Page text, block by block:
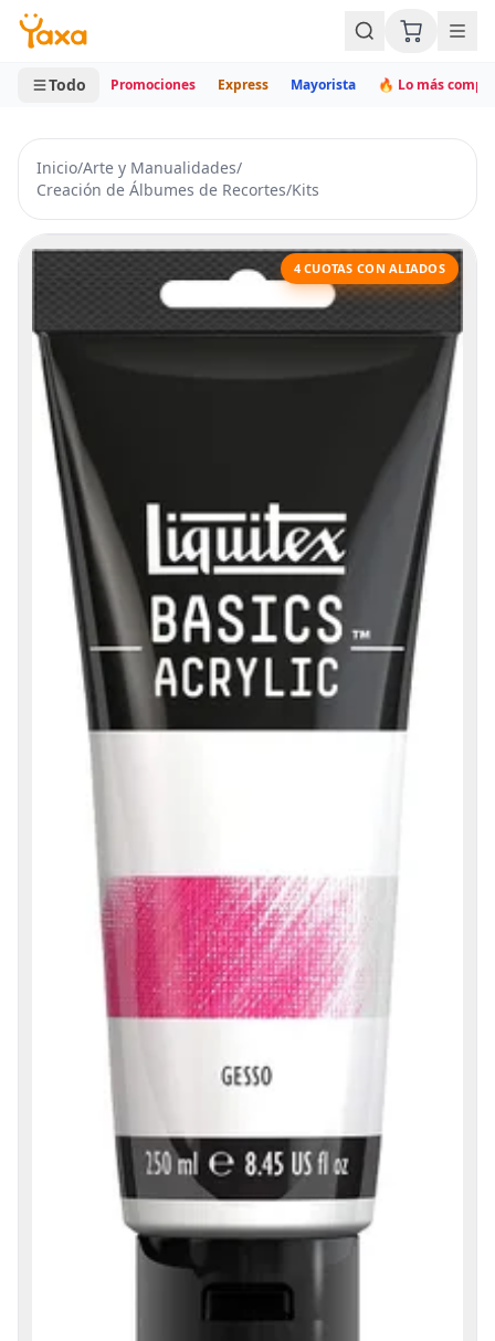
MINI CARRITO
0 productos
Todo Promociones Express Mayorista 🔥 Lo más
Inicio/Arte y Manualidades/
Creación de Álbumes de Recortes/Kits
4 CUOTAS CON ALIADOS